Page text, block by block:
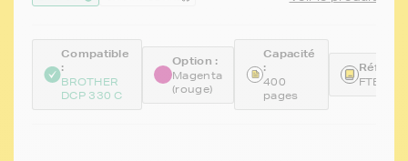
Compatible
:
BROTHER
DCP 330 C
Option :
Magenta
(rouge)
Capacité
:
400
pages